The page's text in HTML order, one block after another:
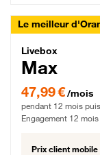
Le meilleur
Livebox
Livebox
Max
47,99 € par mois
47,99 €/mois
pendant 12 mois puis
Engagement 12 mois
Prix client mobile